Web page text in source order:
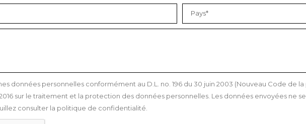
données personnelles conformément au D.L. no. 196 du 30 juin 2003 (Nouveau Code de
sur le traitement et la protection des données personnelles. Les données envoyées ne
consulter la politique de confidentialité.